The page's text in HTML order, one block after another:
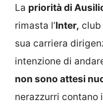
La priorità di
rimasta l’Inter, club
sua carriera
intenzione di
non sono attesi
nerazzurri contano